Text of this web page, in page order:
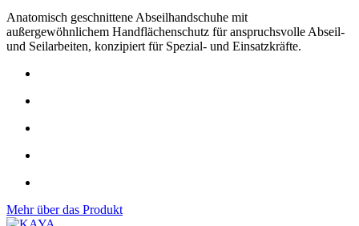
Anatomisch geschnittene Abseilhandschuhe mit
außergewöhnlichem Handflächenschutz für anspruchsvolle Abseil-
und Seilarbeiten, konzipiert für Spezial- und Einsatzkräfte.
Mehr über das Produkt